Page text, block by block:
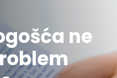
ne